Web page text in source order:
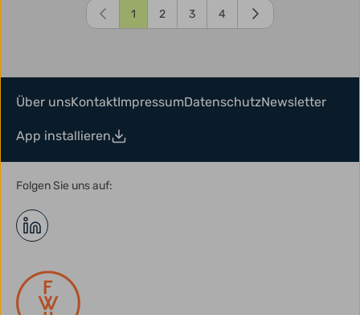
1 2 3 4
Über unsKontaktImpressumDatenschutzNewsletter
App installieren
Folgen Sie uns auf: